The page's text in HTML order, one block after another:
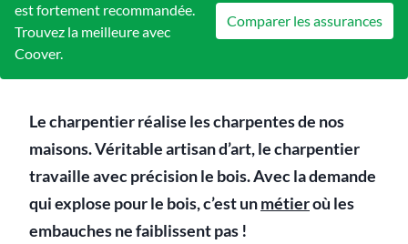
est fortement recommandée.
Trouvez la meilleure avec
Coover.
Comparer les assurances
Le charpentier réalise les charpentes de nos
maisons. Véritable artisan d’art, le charpentier
travaille avec précision le bois. Avec la demande
qui explose pour le bois, c’est unmétieroù les
embauches ne faiblissent pas !